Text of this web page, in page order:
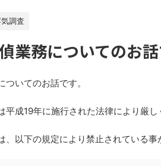
調査
業務についてのお話
いてのお話です。
平成19年に施行された法律により厳し
、以下の規定により禁止されている事